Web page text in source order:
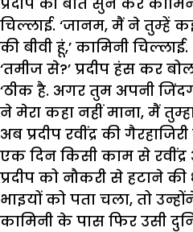
चिल्लाई. ‘जानम, मैं ने तुम्हें
की बीवी हूं,’ कामिनी चिल्लाई.
‘तमीज से?’ प्रदीप हंस कर
‘ठीक है. अगर तुम अपनी
ने मेरा कहा नहीं माना, मैं
अब प्रदीप रवींद्र की
एक दिन किसी काम से
प्रदीप को नौकरी से हटाने
भाइयों को पता चला, तो
कामिनी के पास फिर उसी